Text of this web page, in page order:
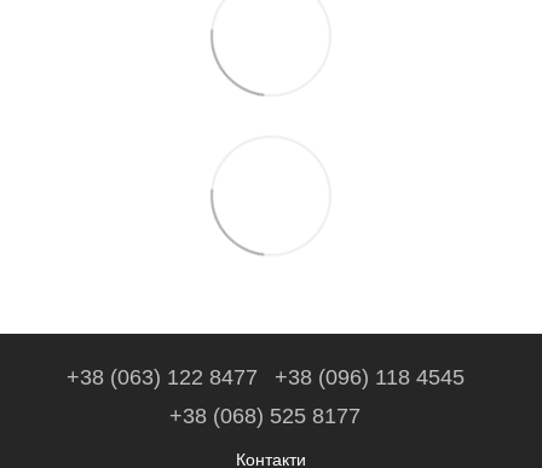
+38 (063) 122 8477
+38 (096) 118 4545
+38 (068) 525 8177
Контакти